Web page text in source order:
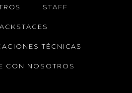
STAFF
TÉCNICAS
CON NOSOTROS